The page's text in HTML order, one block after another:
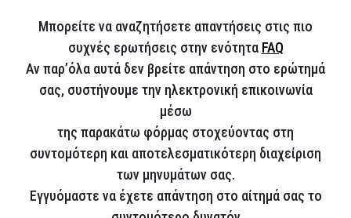
Μπορείτε να αναζητήσετε απαντήσεις στις πιο
συχνές ερωτήσεις στην ενότητα FAQ
Αν παρ’όλα αυτά δεν βρείτε απάντηση στο ερώτημά
σας, συστήνουμε την ηλεκτρονική επικοινωνία
μέσω
της παρακάτω φόρμας στοχεύοντας στη
συντομότερη και αποτελεσματικότερη διαχείριση
των μηνυμάτων σας.
Εγγυόμαστε να έχετε απάντηση στο αίτημά σας το